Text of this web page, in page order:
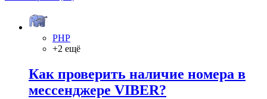
PHP
+2 ещё
Как проверить наличие номера в
мессенджере VIBER?